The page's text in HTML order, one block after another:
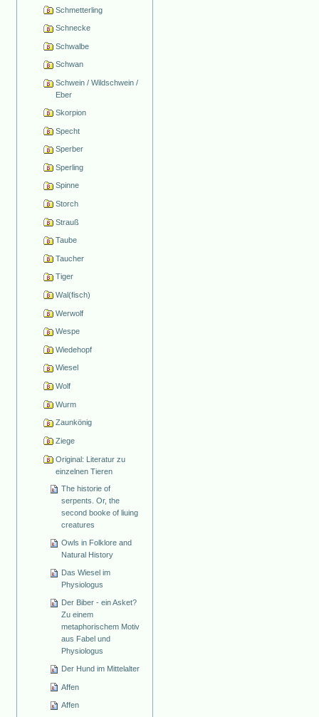
Schmetterling
Schnecke
Schwalbe
Schwan
Schwein / Wildschwein /
Eber
Skorpion
Specht
Sperber
Sperling
Spinne
Storch
Strauß
Taube
Taucher
Tiger
Wal(fisch)
Werwolf
Wespe
Wiedehopf
Wiesel
Wolf
Wurm
Zaunkönig
Ziege
Original: Literatur zu
einzelnen Tieren
The historie of
serpents. Or, the
second booke of liuing
creatures
Owls in Folklore and
Natural History
Das Wiesel im
Physiologus
Der Biber - ein Asket?
Zu einem
metaphorischem Motiv
aus Fabel und
Physiologus
Der Hund im Mittelalter
Affen
Affen